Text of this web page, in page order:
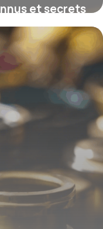
et secrets